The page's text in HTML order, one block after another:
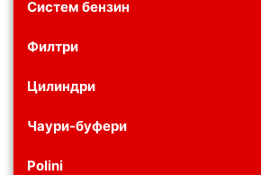
Систем бензин
Филтри
Цилиндри
Чаури-буфери
Polini